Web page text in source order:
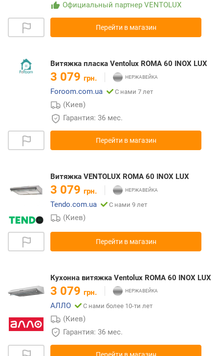
Официальный партнер VENTOLUX
Перейти в магазин
Витяжка пласка Ventolux ROMA 60 INOX LUX
3 079 грн.
Foroom.com.ua
С нами 7 лет
(Киев)
Гарантия: 36 мес.
Перейти в магазин
Витяжка VENTOLUX ROMA 60 INOX LUX
3 079 грн.
Tendo.com.ua
С нами 9 лет
(Киев)
Перейти в магазин
Кухонна витяжка Ventolux ROMA 60 INOX LUX
3 079 грн.
АЛЛО
С нами более 10-ти лет
(Киев)
Гарантия: 36 мес.
Перейти в магазин